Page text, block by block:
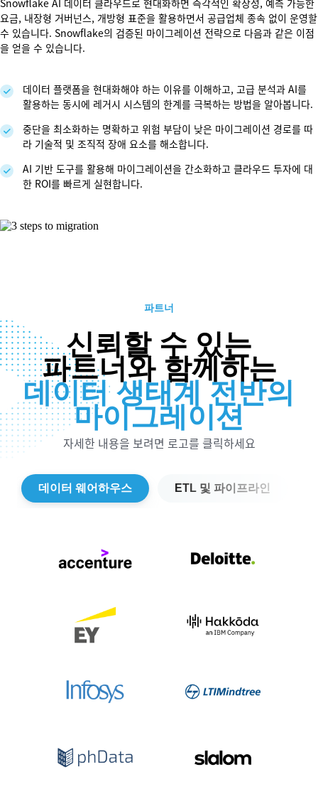
요금, 내장형 거버넌스, 개방형 표준을 활용하면서 공급업체 종속 없이 운영할
수 있습니다. Snowflake의 검증된 마이그레이션 전략으로 다음과 같은 이점
을 얻을 수 있습니다.
데이터 플랫폼을 현대화해야 하는 이유를 이해하고, 고급 분석과 AI를
활용하는 동시에 레거시 시스템의 한계를 극복하는 방법을 알아봅니다.
중단을 최소화하는 명확하고 위험 부담이 낮은 마이그레이션 경로를 따
라 기술적 및 조직적 장애 요소를 해소합니다.
AI 기반 도구를 활용해 마이그레이션을 간소화하고 클라우드 투자에 대
한 ROI를 빠르게 실현합니다.
파트너
신뢰할 수 있는
파트너와 함께하는
데이터 생태계 전반의
마이그레이션
자세한 내용을 보려면 로고를 클릭하세요
데이터 웨어하우스 ETL 및 파이프라인